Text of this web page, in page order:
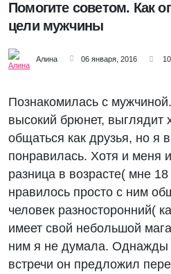
Помогите советом. Как
цели мужчины
Алина 06 января, 2016
Познакомилась с
высокий брюнет, выглядит
общаться как друзья, но я
понравилась. Хотя и меня
разница в возрасте( мне
нравилось просто с ним
человек разносторонний(
имеет свой небольшой
ним я не думала. Однажды
встречи он предложил